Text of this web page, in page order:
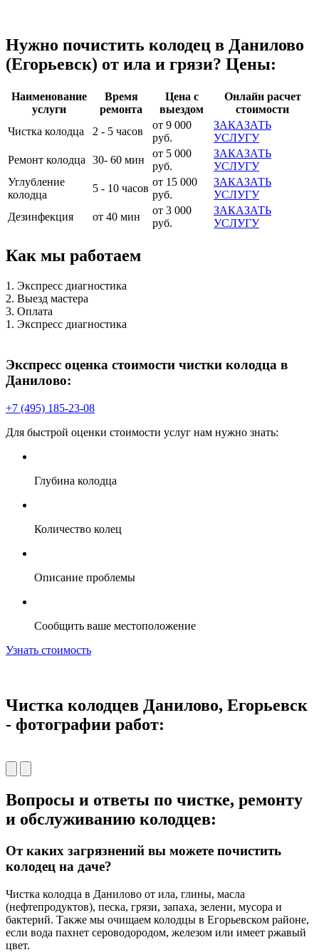
Нужно почистить колодец в Данилово
(Егорьевск) от ила и грязи? Цены:
Наименование
услуги
Время
ремонта
Цена с
выездом
Онлайн расчет
стоимости
Чистка колодца
2 - 5 часов
от 9 000
руб.
ЗАКАЗАТЬ
УСЛУГУ
Ремонт колодца
30- 60 мин
от 5 000
руб.
ЗАКАЗАТЬ
УСЛУГУ
Углубление
колодца
5 - 10 часов
от 15 000
руб.
ЗАКАЗАТЬ
УСЛУГУ
Дезинфекция
от 40 мин
от 3 000
руб.
ЗАКАЗАТЬ
УСЛУГУ
Как мы работаем
1. Экспресс диагностика
2. Выезд мастера
3. Оплата
1. Экспресс диагностика
Экспресс оценка стоимости чистки колодца в
Данилово:
+7 (495) 185-23-08
Для быстрой оценки стоимости услуг нам нужно знать:
Глубина колодца
Количество колец
Описание проблемы
Сообщить ваше местоположение
Узнать стоимость
Чистка колодцев Данилово, Егорьевск
- фотографии работ:
Вопросы и ответы по чистке, ремонту
и обслуживанию колодцев:
От каких загрязнений вы можете почистить
колодец на даче?
Чистка колодца в Данилово от ила, глины, масла
(нефтепродуктов), песка, грязи, запаха, зелени, мусора и
бактерий. Также мы очищаем колодцы в Егорьевском районе,
если вода пахнет сероводородом, железом или имеет ржавый
цвет.